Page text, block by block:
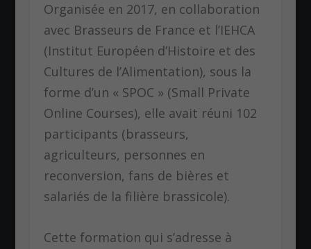
Organisée en 2017, en collaboration
avec Brasseurs de France et l’IEHCA
(Institut Européen d’Histoire et des
Cultures de l’Alimentation), sous la
forme d’un « SPOC » (Small Private
Online Courses), elle avait réuni 102
participants (brasseurs,
agriculteurs, personnes en
reconversion, fans de bières et
salariés de la filière brassicole).
Cette formation qui s’adresse à